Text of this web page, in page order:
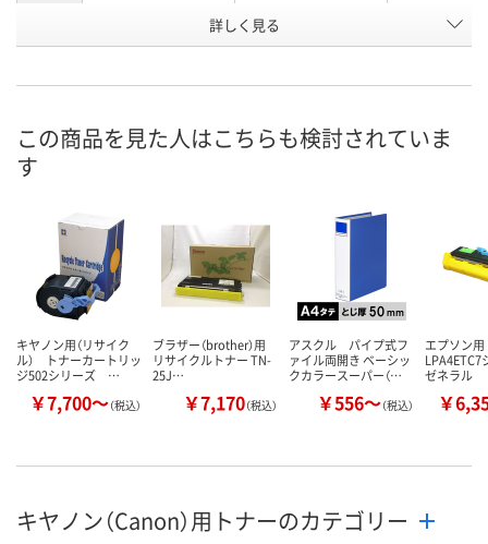
イエロー マゼンタ
号
お届け日
数量
カゴへ
数量
カ
詳しく見る
この商品を見た人はこちらも検討されていま
す
キヤノン用（リサイク
ル） トナーカートリッ
ジ502シリーズ …
￥7,700～（税込）
ブラザー（brother）用
リサイクルトナー TN-
25J…
￥7,170（税込）
アスクル パイプ式フ
ァイル両開き ベーシッ
クカラースーパー（…
￥556～（税込）
エプソン
ゼネラル
￥
キヤノン（Canon）用トナーのカテゴリー